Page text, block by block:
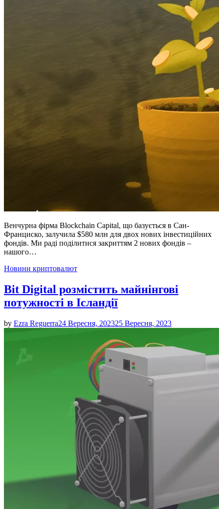
Венчурна фірма Blockchain Capital, що базується в Сан-
Франциско, залучила $580 млн для двох нових інвестиційних
фондів. Ми раді поділитися закриттям 2 нових фондів –
нашого…
Posted
Новини криптовалют
Bit Digital розмістить майнінгові
потужності в Ісландії
by Ezra Reguerra24 Вересня, 202325 Вересня, 2023